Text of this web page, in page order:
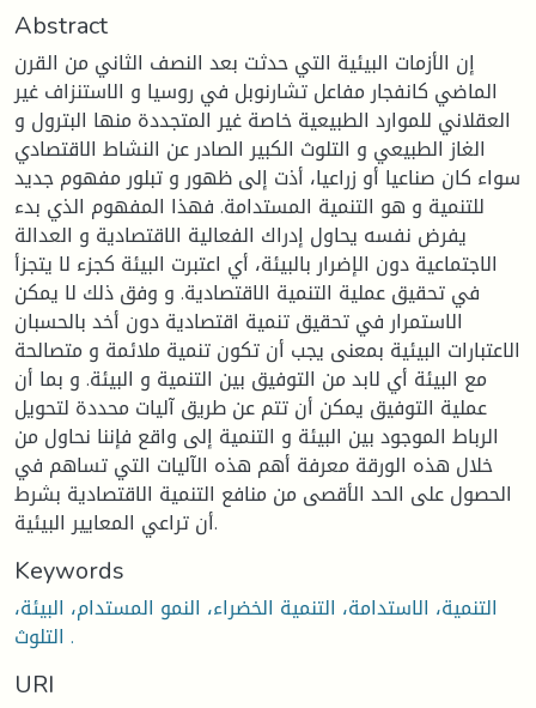
Abstract
إن الأزمات البيئية التي حدثت بعد النصف الثاني من القرن
الماضي كانفجار مفاعل تشارنوبل في روسيا و الاستنزاف غير
العقلاني للموارد الطبيعية خاصة غير المتجددة منها البترول و
الغاز الطبيعي و التلوث الكبير الصادر عن النشاط الاقتصادي
سواء كان صناعيا أو زراعيا، أذت إلى ظهور و تبلور مفهوم جديد
للتنمية و هو التنمية المستدامة. فهذا المفهوم الذي بدء
يفرض نفسه يحاول إدراك الفعالية الاقتصادية و العدالة
الاجتماعية دون الإضرار بالبيئة، أي اعتبرت البيئة كجزء لا يتجزأ
في تحقيق عملية التنمية الاقتصادية. و وفق ذلك لا يمكن
الاستمرار في تحقيق تنمية اقتصادية دون أخد بالحسبان
الاعتبارات البيئية بمعنى يجب أن تكون تنمية ملائمة و متصالحة
مع البيئة أي لابد من التوفيق بين التنمية و البيئة. و بما أن
عملية التوفيق يمكن أن تتم عن طريق آليات محددة لتحويل
الرباط الموجود بين البيئة و التنمية إلى واقع فإننا نحاول من
خلال هذه الورقة معرفة أهم هذه الآليات التي تساهم في
الحصول على الحد الأقصى من منافع التنمية الاقتصادية بشرط
أن تراعي المعايير البيئية.
Keywords
التنمية، الاستدامة، التنمية الخضراء، النمو المستدام، البيئة،
التلوث .
URI